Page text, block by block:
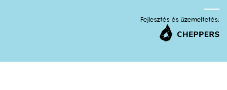
Fejlesztés és üzemeltetés: